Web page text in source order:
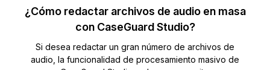
¿Cómo redactar archivos de audio en masa
con CaseGuard Studio?
Si desea redactar un gran número de archivos de
audio, la funcionalidad de procesamiento masivo de